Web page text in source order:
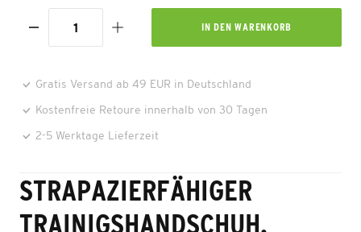
IN DEN WARENKORB
Gratis Versand ab 49 EUR in Deutschland
Kostenfreie Retoure innerhalb von 30 Tagen
2-5 Werktage Lieferzeit
STRAPAZIERFÄHIGER
TRAINIGSHANDSCHUH.